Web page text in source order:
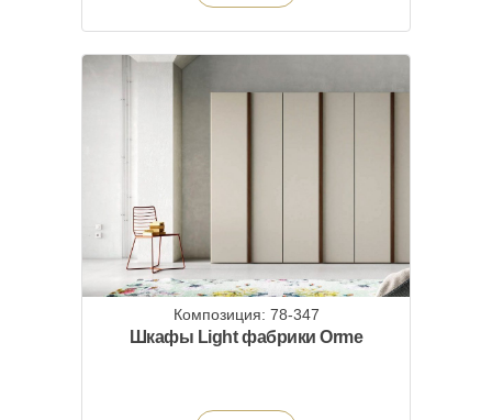
Композиция: 78-347
Шкафы Light фабрики Orme